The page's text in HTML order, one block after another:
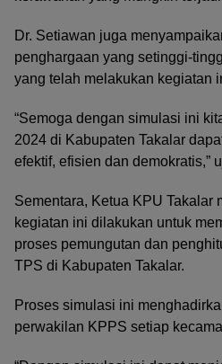
Dr. Setiawan juga
penghargaan yang setinggi-
yang telah melakukan kegiatan
“Semoga dengan simulasi ini
2024 di Kabupaten Takalar
efektif, efisien dan demokratis,”
Sementara, Ketua KPU Takalar
kegiatan ini dilakukan untuk
proses pemungutan dan
TPS di Kabupaten Takalar.
Proses simulasi ini
perwakilan KPPS setiap